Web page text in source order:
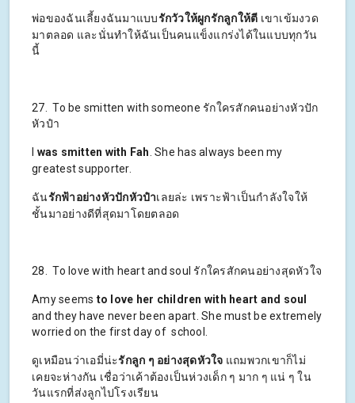
พ่อของฉันเลี้ยงฉันมาแบบรักวัวให้ผูกรักลูกให้ตี เขาเข้มงวด
มาตลอด และนั่นทำให้ฉันเป็นคนแข็งแกร่งได้ในแบบทุกวัน
นี้
27. To be smitten with someone รักใครสักคนอย่างหัวปัก
หัวปำ
was smitten with Fah . She has always been my
greatest supporter.
ฉันรักฟ้าอย่างหัวปักหัวปำเลยล่ะ เพราะฟ้าเป็นกำลังใจให้
ชั้นมาอย่างดีที่สุดมาโดยตลอด
28. To love with heart and soul รักใครสักคนอย่างสุดหัวใจ
Amy seems to love her children with heart and soul
and they have never been apart. She must be extremely
worried on the first day of school.
ดูเหมือนว่าเอมี่น่ะรักลูก ๆ อย่างสุดหัวใจ แถมพวกเขาก็ไม่
เคยจะห่างกัน เชื่อว่าเค้าต้องเป็นห่วงเด็ก ๆ มาก ๆ แน่ ๆ ใน
วันแรกที่ส่งลูกไปโรงเรียน